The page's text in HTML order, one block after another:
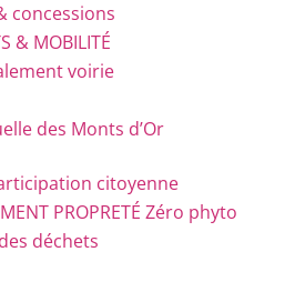
concessions
& MOBILITÉ
voirie
des Monts d’Or
citoyenne
PROPRETÉ Zéro phyto
déchets